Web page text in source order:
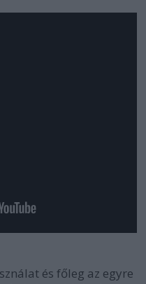
és főleg az egyre